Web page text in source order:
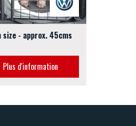
size - approx. 45cms
Plus d'information